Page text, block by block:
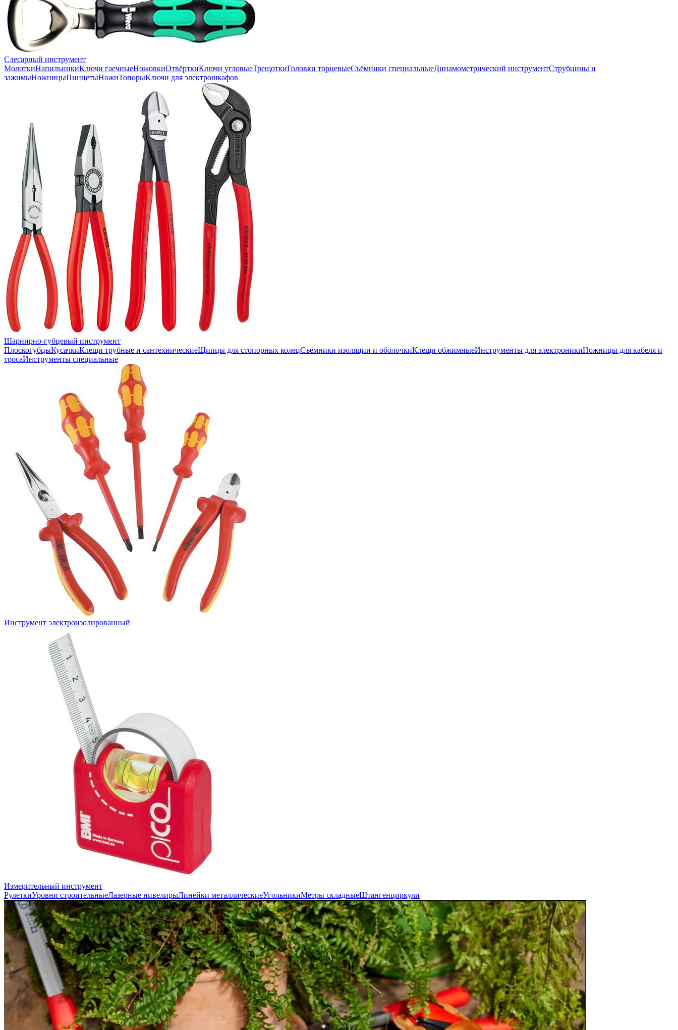
Слесарный инструмент
МолоткиНапильникиКлючи гаечныеНожовкиОтвёрткиКлючи угловыеТрещоткиГоловки торцевыеСъёмники специальныеДинамометрический инструментСтрубцины и
зажимыНожницыПинцетыНожиТопорыКлючи для электрошкафов
Шарнирно-губцевый инструмент
ПлоскогубцыКусачкиКлещи трубные и сантехническиеЩипцы для стопорных колецСъёмники изоляции и оболочкиКлещи обжимныеИнструменты для электроникиНожницы для кабеля и
тросаИнструменты специальные
Инструмент электроизолированный
Измерительный инструмент
РулеткиУровни строительныеЛазерные нивелирыЛинейки металлическиеУгольникиМетры складныеШтангенциркули